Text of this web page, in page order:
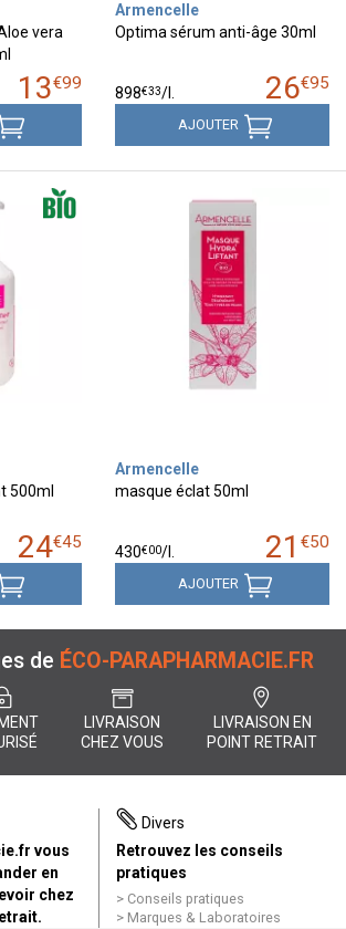
vera
13€99
Armencelle
Optima sérum anti-âge 30ml
26€95
898€33/
AJOUTER
500ml
24€45
Armencelle
masque éclat 50ml
21 €50
430€00/
AJOUTER
de ÉCO-PARAPHARMACIE.FR
LIVRAISON
CHEZ VOUS
LIVRAISON EN
POINT RETRAIT
vous
en
chez
Divers
Retrouvez les conseils
pratiques
Conseils pratiques
Marques & Laboratoires